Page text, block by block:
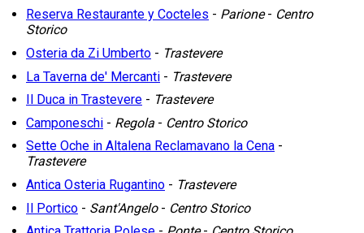
Reserva Restaurante y Cocteles - Parione- Centro
Storico
Osteria da Zi Umberto - Trastevere
La Taverna de' Mercanti - Trastevere
Il Duca in Trastevere - Trastevere
Camponeschi - Regola - Centro Storico
Sette Oche in Altalena Reclamavano la Cena -
Trastevere
Antica Osteria Rugantino - Trastevere
Il Portico - Sant'Angelo- Centro Storico